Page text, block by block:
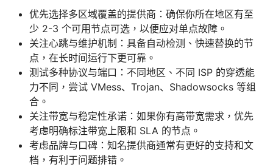
优先选择多区域覆盖的提供商：确保你所在地区有至
少 2-3 个可用节点可选，以便应对单点故障。
关注心跳与维护机制：具备自动检测、快速替换的节
点，在长时间运行下更可靠。
测试多种协议与端口：不同地区、不同 ISP 的穿透能
力不同，尝试 VMess、Trojan、Shadowsocks 等组
合。
关注带宽与稳定性承诺：如果你有高带宽需求，优先
考虑明确标注带宽上限和 SLA 的节点。
考虑品牌与口碑：知名提供商通常有更好的支持和文
档，有利于问题排错。